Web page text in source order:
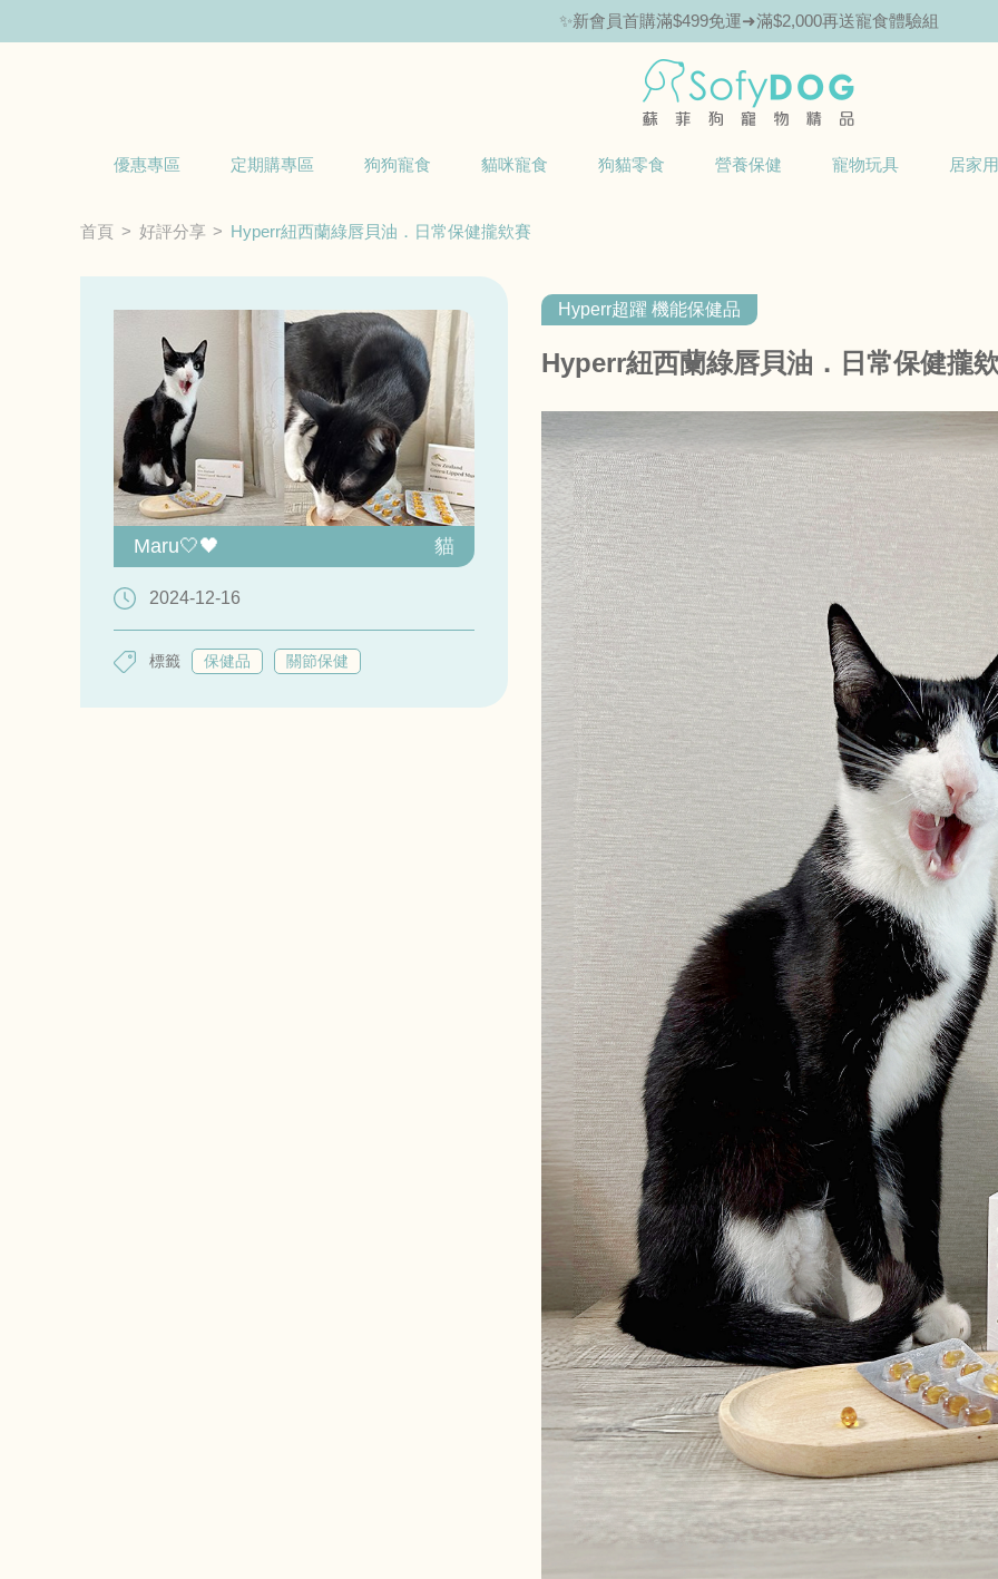
✨新會員首購滿$499免運➜滿$2,000再送寵食體驗組
優惠專區 定期購專區 狗狗寵食 貓咪寵食 狗貓零食 營養保健 寵物玩具 居家
首頁 好評分享 Hyperr紐西蘭綠唇貝油．日常保健攏欸賽
Maru🤍🖤 貓
2024-12-16
標籤 保健品 關節保健
Hyperr超躍 機能保健品
Hyperr紐西蘭綠唇貝油．日常保健攏